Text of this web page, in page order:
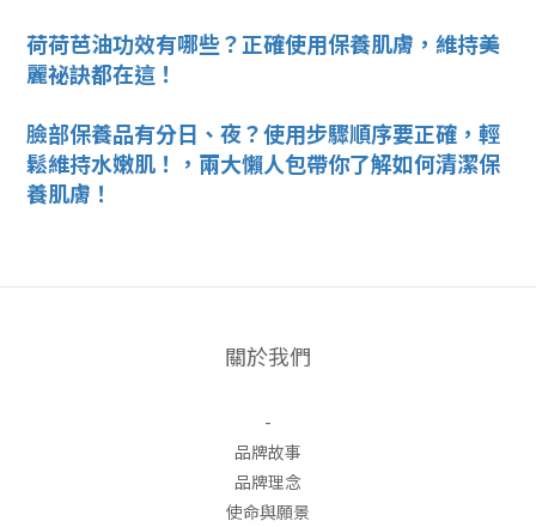
荷荷芭油功效有哪些？正確使用保養肌膚，維持美
麗祕訣都在這！
臉部保養品有分日、夜？使用步驟順序要正確，輕
鬆維持水嫩肌！，兩大懶人包帶你了解如何清潔保
養肌膚！
關於我們
-
品牌故事
品牌理念
使命與願景